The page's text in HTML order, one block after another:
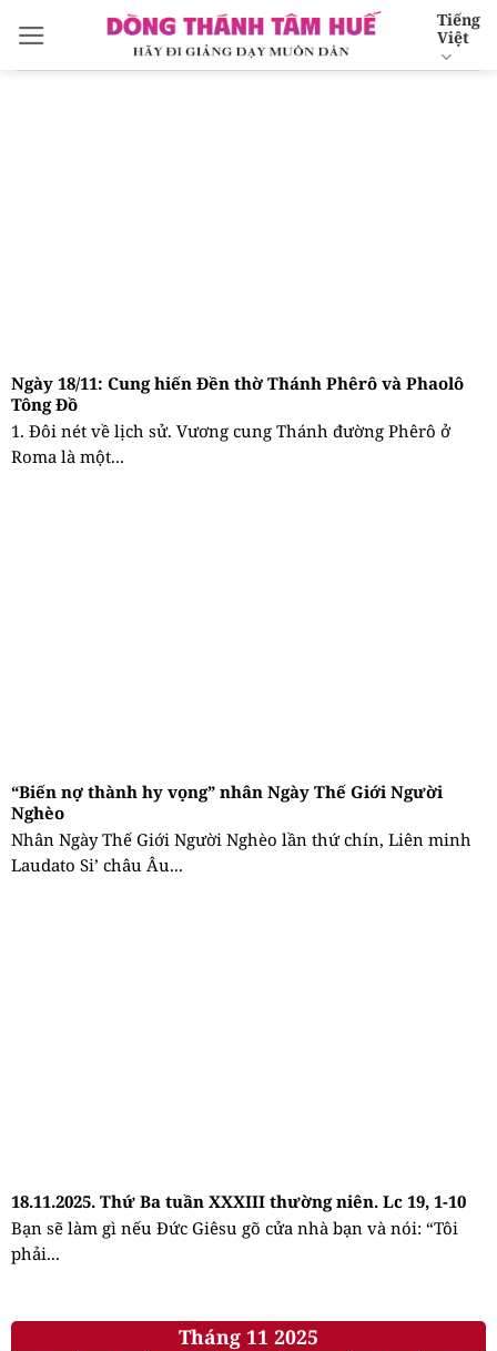
qua
nội
Tiếng
Việt
Ngày 18/11: Cung hiến Đền thờ Thánh Phêrô và Phaolô
Tông Ðồ
1. Đôi nét về lịch sử. Vương cung Thánh đường Phêrô ở
Roma là một...
“Biến nợ thành hy vọng” nhân Ngày Thế Giới Người
Nghèo
Nhân Ngày Thế Giới Người Nghèo lần thứ chín, Liên minh
Laudato Si’ châu Âu...
18.11.2025. Thứ Ba tuần XXXIII thường niên. Lc 19, 1-10
Bạn sẽ làm gì nếu Đức Giêsu gõ cửa nhà bạn và nói: “Tôi
phải...
Tháng 11 2025